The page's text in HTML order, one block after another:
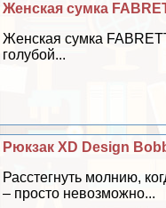
Женская сумка
Женская сумка
гoлyбой...
Рюкзак XD Design
Расстегнуть молнию,
– просто невозможно...